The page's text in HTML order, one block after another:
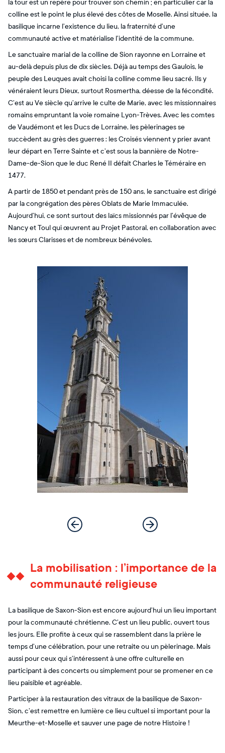
la tour est un repère pour trouver son chemin ; en particulier car la
colline est le point le plus élevé des côtes de Moselle. Ainsi située, la
basilique incarne l’existence du lieu, la fraternité d’une
communauté active et matérialise l’identité de la commune.
Le sanctuaire marial de la colline de Sion rayonne en Lorraine et
au-delà depuis plus de dix siècles. Déjà au temps des Gaulois, le
peuple des Leuques avait choisi la colline comme lieu sacré. Ils y
vénéraient leurs Dieux, surtout Rosmertha, déesse de la fécondité.
C’est au Ve siècle qu’arrive le culte de Marie, avec les missionnaires
romains empruntant la voie romaine Lyon-Trèves. Avec les comtes
de Vaudémont et les Ducs de Lorraine, les pèlerinages se
succèdent au grès des guerres : les Croisés viennent y prier avant
leur départ en Terre Sainte et c’est sous la bannière de Notre-
Dame-de-Sion que le duc René II défait Charles le Téméraire en
1477.
A partir de 1850 et pendant près de 150 ans, le sanctuaire est dirigé
par la congrégation des pères Oblats de Marie Immaculée.
Aujourd’hui, ce sont surtout des laïcs missionnés par l’évêque de
Nancy et Toul qui œuvrent au Projet Pastoral, en collaboration avec
les sœurs Clarisses et de nombreux bénévoles.
La mobilisation : l’importance de la
communauté religieuse
La basilique de Saxon-Sion est encore aujourd’hui un lieu important
pour la communauté chrétienne. C’est un lieu public, ouvert tous
les jours. Elle profite à ceux qui se rassemblent dans la prière le
temps d’une célébration, pour une retraite ou un pèlerinage. Mais
aussi pour ceux qui s’intéressent à une offre culturelle en
participant à des concerts ou simplement pour se promener en ce
lieu paisible et agréable.
Participer à la restauration des vitraux de la basilique de Saxon-
Sion, c’est remettre en lumière ce lieu cultuel si important pour la
Meurthe-et-Moselle et sauver une page de notre Histoire !